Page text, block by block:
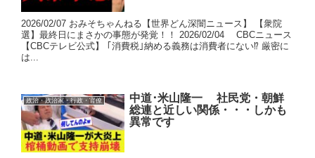
2026/02/07 おみそちゃんねる【世界どん深闇ニュース】 【衆院
選】最終日にまさかの事態が発覚！！ 2026/02/04 CBCニュース
【CBCテレビ公式】 ｢消費税｣納める義務は消費者にない⁉ 厳密に
は...
政治・政治家・行政・官僚
中道･米山隆一 社民党・朝鮮
総連と近しい関係・・・しかも
異常です